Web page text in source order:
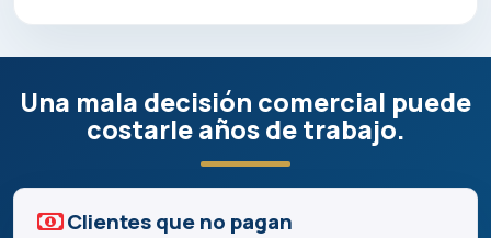
Una mala decisión comercial puede
costarle años de trabajo.
Clientes que no pagan